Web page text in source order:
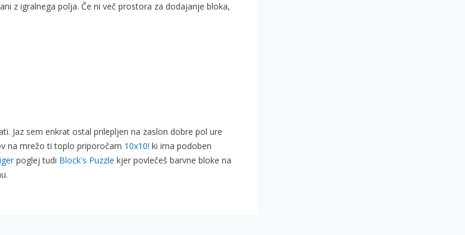
z igralnega polja. Če ni več prostora za dodajanje bloka,
Jaz sem enkrat ostal prilepljen na zaslon dobre pol ure
na mrežo ti toplo priporočam 10x10! ki ima podoben
poglej tudi Block's Puzzle kjer povlečeš barvne bloke na